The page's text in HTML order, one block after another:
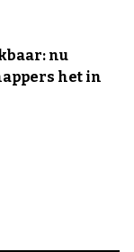
nu
het in